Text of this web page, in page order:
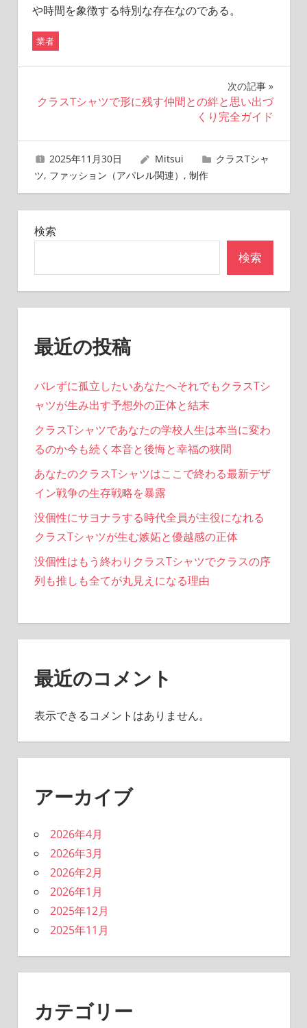
や時間を象徴する特別な存在なのである。
業者
投
ナ
ビ
ゲ
ー
ョ
ン
次の記事
クラスTシャツで形に残す仲間との絆と思い出づ
くり完全ガイド
2025年11月30日 Mitsui
クラスTシャ
ツ, ファッション（アパレル関連） , 制作
検索
検索
最近の投稿
バレずに孤立したいあなたへそれでもクラスTシ
ャツが生み出す予想外の正体と結末
クラスTシャツであなたの学校人生は本当に変わ
るのか今も続く本音と後悔と幸福の狭間
あなたのクラスTシャツはここで終わる最新デザ
イン戦争の生存戦略を暴露
没個性にサヨナラする時代全員が主役になれる
クラスTシャツが生む嫉妬と優越感の正体
没個性はもう終わりクラスTシャツでクラスの序
列も推しも全てが丸見えになる理由
最近のコメント
表示できるコメントはありません。
アーカイブ
2026年4月
2026年3月
2026年2月
2026年1月
2025年12月
2025年11月
カテゴリー